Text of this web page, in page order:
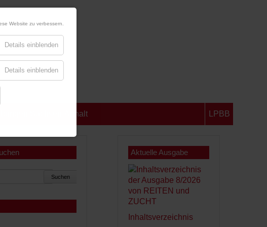
Sachsen-Anhalt LPBB
Suchen
Aktuelle Ausgabe
Inhaltsverzeichnis
Website zu verbessern.
Details einblenden
Details einblenden